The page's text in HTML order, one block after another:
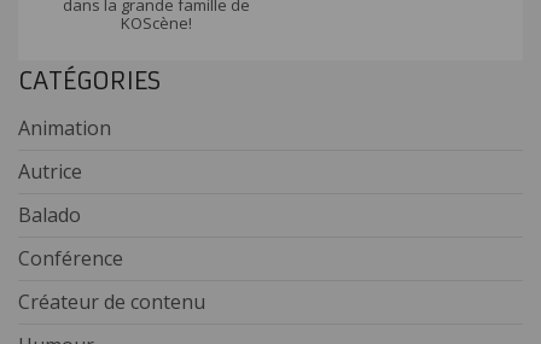
dans la grande famille de
KOScène!
CATÉGORIES
Animation
Autrice
Balado
Conférence
Créateur de contenu